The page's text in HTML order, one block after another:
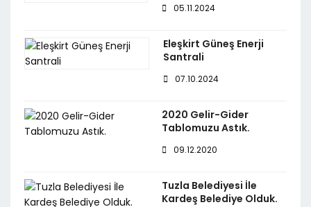
05.11.2024
Eleşkirt Güneş Enerji
Santrali
07.10.2024
2020 Gelir-Gider
Tablomuzu Astık.
09.12.2020
Tuzla Belediyesi İle
Kardeş Belediye Olduk.